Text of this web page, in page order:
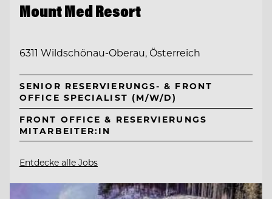
Mount Med Resort
6311 Wildschönau-Oberau, Österreich
SENIOR RESERVIERUNGS- & FRONT
OFFICE SPECIALIST (M/W/D)
FRONT OFFICE & RESERVIERUNGS
MITARBEITER:IN
Entdecke alle Jobs